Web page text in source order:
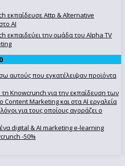
εκπαίδευσε Attp & Alternative
ΑΙ
εκπαιδεύει την ομάδα του Alpha TV
αυτούς που εγκατέλειψαν προϊόντα
τη Knowcrunch για την εκπαίδευση των
Content Marketing και στα AI εργαλεία
για τους οποίους αγοράζει ο
digital & AI marketing e-learning
-50%